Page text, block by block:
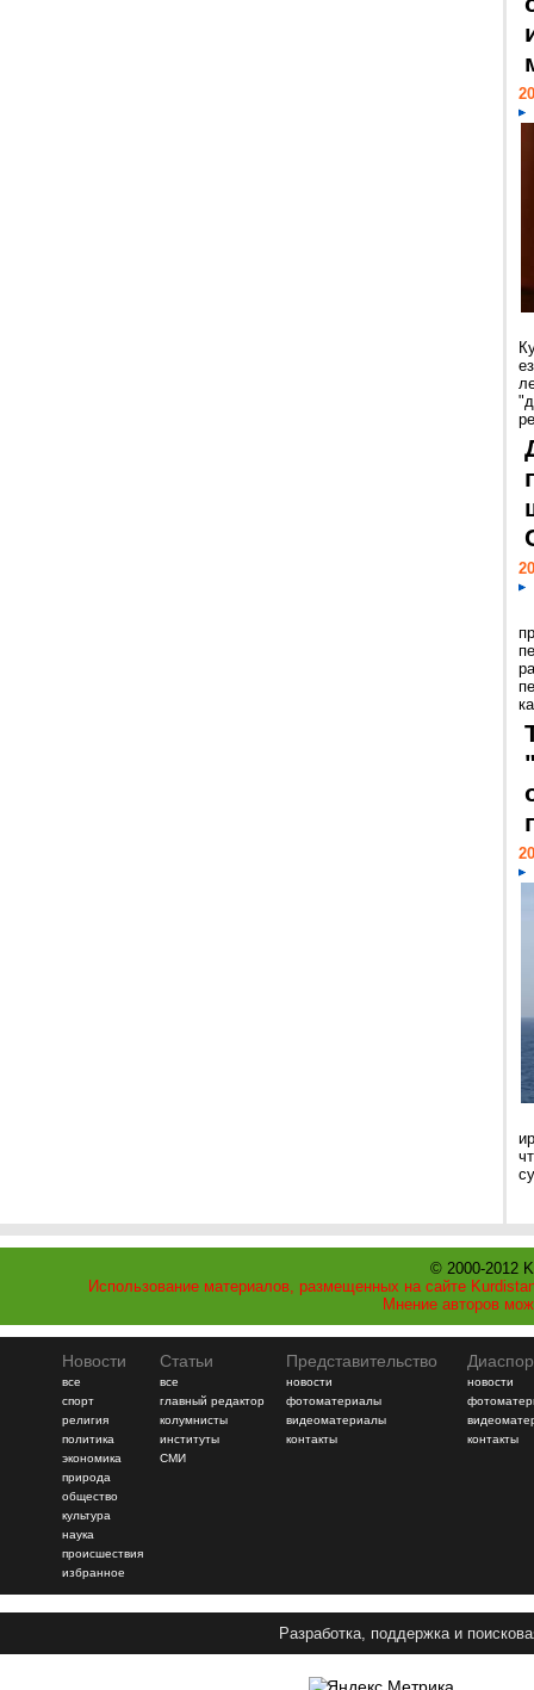
© 2000-2012
Использование материалов, размещенных на сайте
Мнение авторов
Новости
все
спорт
религия
политика
экономика
природа
общество
культура
наука
происшествия
избранное
Статьи
все
главный редактор
колумнисты
институты
СМИ
Представительство
новости
фотоматериалы
видеоматериалы
контакты
новости
контакты
Разработка, поддержка и